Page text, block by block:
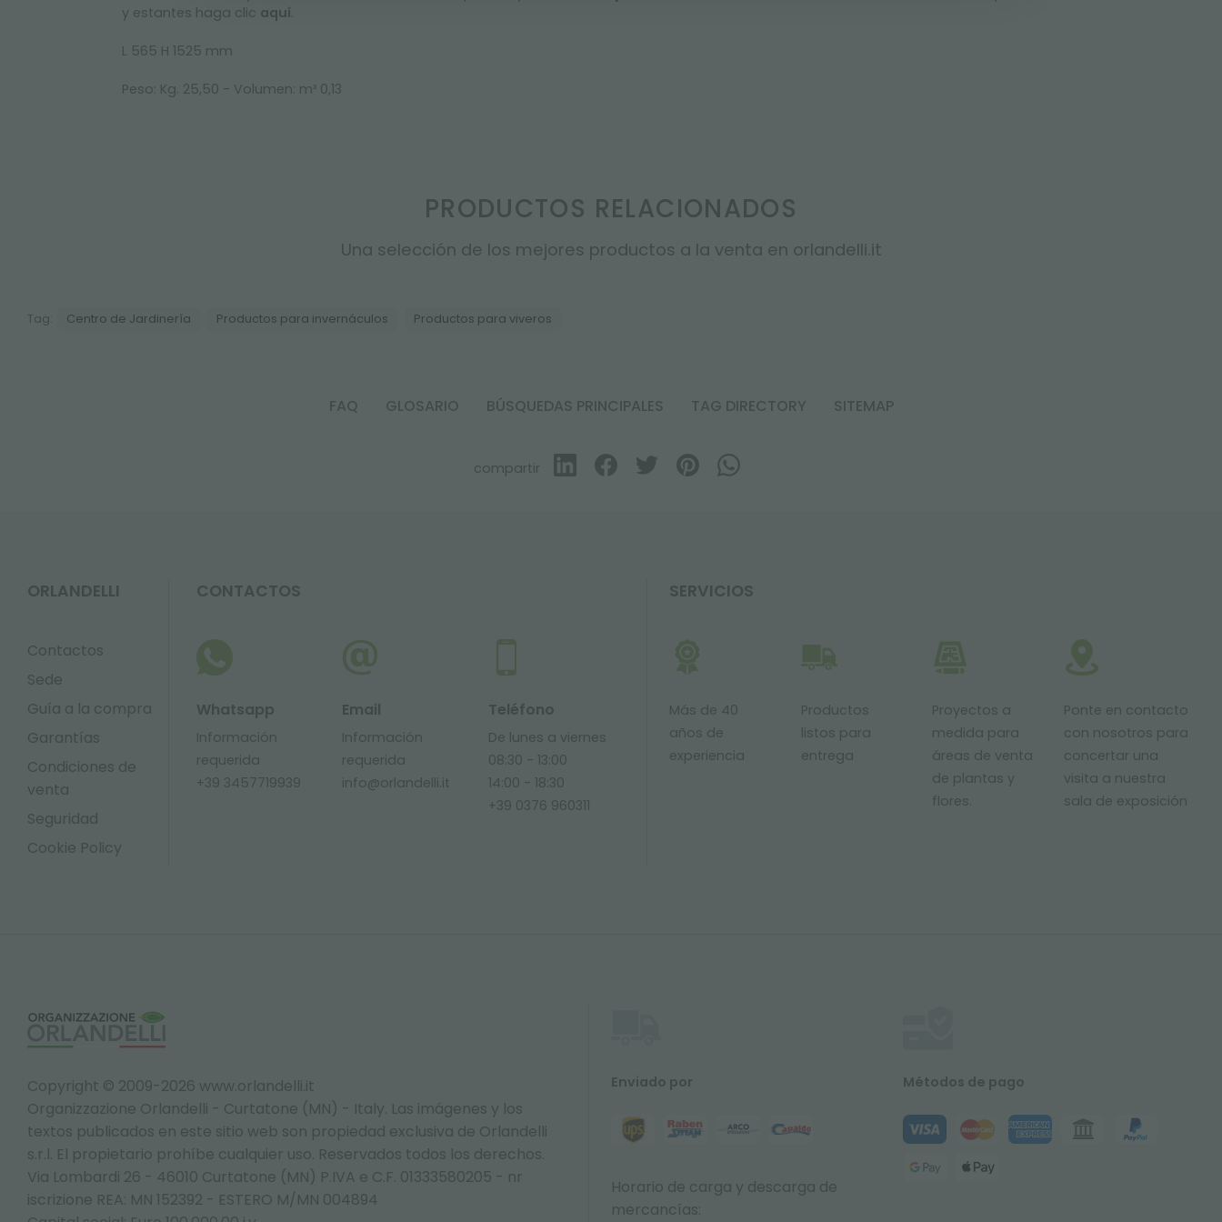
y estantes haga clic aquí.
L 565 H 1525 mm
Peso: Kg. 25,50 - Volumen: m³ 0,13
PRODUCTOS RELACIONADOS
Una selección de los mejores productos a la venta en orlandelli.it
Tag: Centro de Jardinería Productos para invernáculos Productos para viveros
FAQ GLOSARIO BÚSQUEDAS PRINCIPALES TAG DIRECTORY SITEMAP
compartir
ORLANDELLI
Contactos
Sede
Guía a la compra
Garantías
Condiciones de
venta
Seguridad
Cookie Policy
CONTACTOS
Whatsapp
Información
requerida
+39 3457719939
Email
Información
requerida
info@orlandelli.it
Teléfono
De lunes a viernes
08:30 - 13:00
14:00 - 18:30
+39 0376 960311
SERVICIOS
Más de 40
años de
experiencia
Productos
listos para
entrega
Proyectos a
medida para
áreas de venta
de plantas y
flores.
Ponte en contacto
con nosotros para
concertar una
visita a nuestra
sala de exposición
Copyright © 2009-2026 www.orlandelli.it
Organizzazione Orlandelli - Curtatone (MN) - Italy. Las imágenes y los
textos publicados en este sitio web son propiedad exclusiva de Orlandelli
s.r.l. El propietario prohíbe cualquier uso. Reservados todos los derechos.
Via Lombardi 26 - 46010 Curtatone (MN) P.IVA e C.F. 01333580205 - nr
iscrizione REA: MN 152392 - ESTERO M/MN 004894
Enviado por
Horario de carga y descarga de
mercancías:
Métodos de pago